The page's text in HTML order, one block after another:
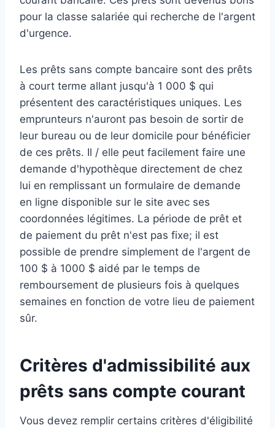
pour la classe salariée qui recherche de l'argent
d'urgence.
Les prêts sans compte bancaire sont des prêts
à court terme allant jusqu'à 1 000 $ qui
présentent des caractéristiques uniques. Les
emprunteurs n'auront pas besoin de sortir de
leur bureau ou de leur domicile pour bénéficier
de ces prêts. Il / elle peut facilement faire une
demande d'hypothèque directement de chez
lui en remplissant un formulaire de demande
en ligne disponible sur le site avec ses
coordonnées légitimes. La période de prêt et
de paiement du prêt n'est pas fixe; il est
possible de prendre simplement de l'argent de
100 $ à 1000 $ aidé par le temps de
remboursement de plusieurs fois à quelques
semaines en fonction de votre lieu de paiement
sûr.
Critères d'admissibilité aux
prêts sans compte courant
Vous devez remplir certains critères d'éligibilité